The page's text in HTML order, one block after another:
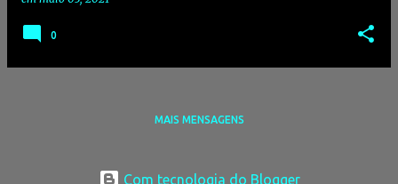
0
MAIS MENSAGENS
Com tecnologia do Blogger